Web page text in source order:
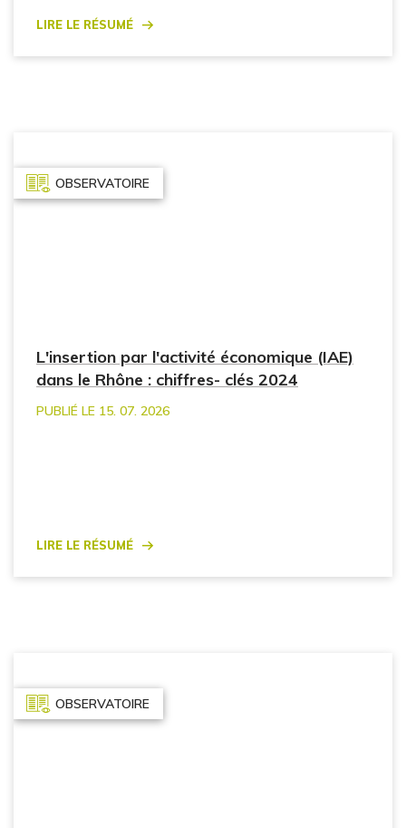
Lire le résumé
OBSERVATOIRE
L'insertion par l'activité économique (IAE)
dans le Rhône : chiffres- clés 2024
PUBLIÉ LE 15. 07. 2026
Lire le résumé
OBSERVATOIRE